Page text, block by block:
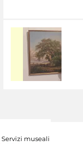
Servizi museali